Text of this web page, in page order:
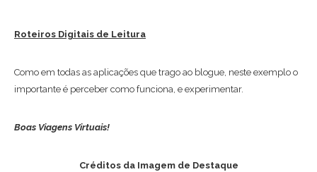
Roteiros Digitais de Leitura
Como em todas as aplicações que trago ao blogue, neste exemplo o
importante é perceber como funciona, e experimentar.
Boas Viagens Virtuais!
Créditos da Imagem de Destaque